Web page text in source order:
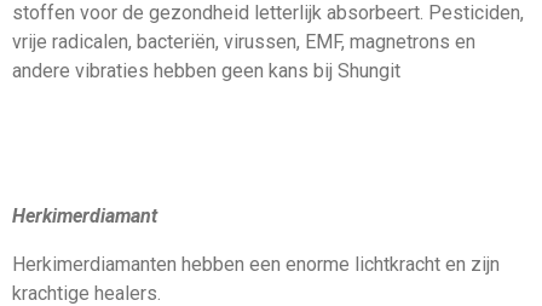
stoffen voor de gezondheid letterlijk absorbeert. Pesticiden,
vrije radicalen, bacteriën, virussen, EMF, magnetrons en
andere vibraties hebben geen kans bij Shungit
Herkimerdiamant
Herkimerdiamanten hebben een enorme lichtkracht en zijn
krachtige healers.